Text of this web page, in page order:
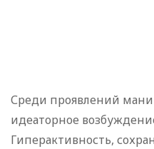
Среди проявлений
идеаторное
Гиперактивность,